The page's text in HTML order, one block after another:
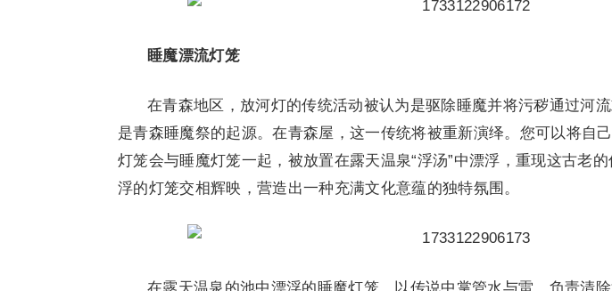
睡魔漂流灯笼
在青森地区，放河灯的传统活动被认为是驱除睡魔并将污秽通过河
是青森睡魔祭的起源。在青森屋，这一传统将被重新演绎。您可以将自
灯笼会与睡魔灯笼一起，被放置在露天温泉“浮汤”中漂浮，重现这古老
浮的灯笼交相辉映，营造出一种充满文化意蕴的独特氛围。
在露天温泉的池中漂浮的睡魔灯笼，以传说中掌管水与雷、负责清